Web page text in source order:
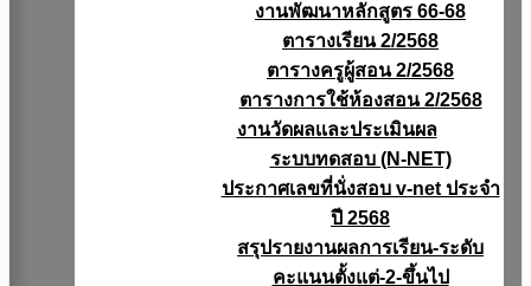
งานพัฒนาหลักสูตร 66-68
ตารางเรียน 2/2568
ตารางครูผู้สอน 2/2568
ตารางการใช้ห้องสอน 2/2568
งานวัดผลเเละประเมินผล
ระบบทดสอบ (N-NET)
ประกาศเลขที่นั่งสอบ v-net ประจำ
ปี 2568
สรุปรายงานผลการเรียน-ระดับ
คะแนนตั้งแต่-2-ขึ้นไป